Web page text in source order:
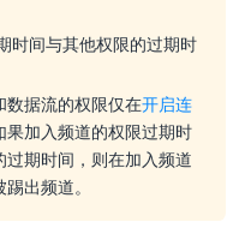
时间与其他权限的过期时
数据流的权限仅在开启连
果加入频道的权限过期时
期时间，则在加入频道
出频道。